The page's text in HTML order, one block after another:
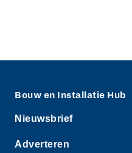
Bouw en Installatie Hub
Nieuwsbrief
Adverteren